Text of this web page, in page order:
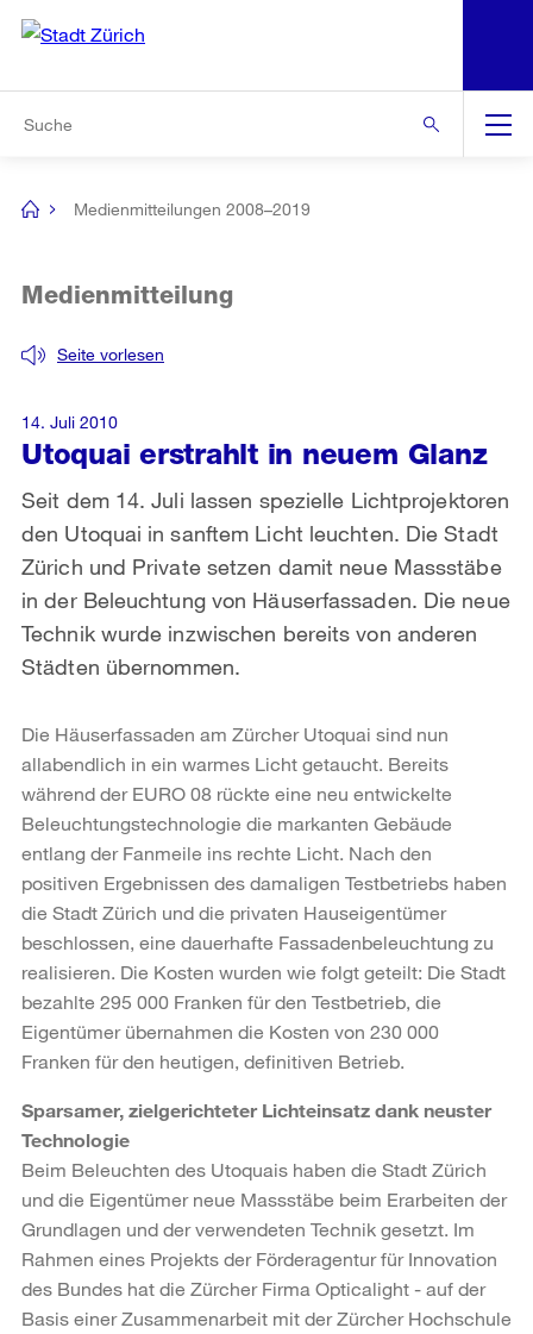
Navigation
[no
Medienmitteilungen 2008–2019
Utoquai erstrahlt in neuem Glanz
Seite vorlesen
Medienmitteilung
Seit dem 14. Juli lassen spezielle Lichtprojektoren
den Utoquai in sanftem Licht leuchten. Die Stadt
Zürich und Private setzen damit neue Massstäbe
in der Beleuchtung von Häuserfassaden. Die neue
Technik wurde inzwischen bereits von anderen
Städten übernommen.
14. Juli 2010
Die Häuserfassaden am Zürcher Utoquai sind nun
allabendlich in ein warmes Licht getaucht. Bereits
während der EURO 08 rückte eine neu entwickelte
Beleuchtungstechnologie die markanten Gebäude
entlang der Fanmeile ins rechte Licht. Nach den
positiven Ergebnissen des damaligen Testbetriebs haben
die Stadt Zürich und die privaten Hauseigentümer
beschlossen, eine dauerhafte Fassadenbeleuchtung zu
realisieren. Die Kosten wurden wie folgt geteilt: Die Stadt
bezahlte 295 000 Franken für den Testbetrieb, die
Eigentümer übernahmen die Kosten von 230 000
Franken für den heutigen, definitiven Betrieb.
Sparsamer, zielgerichteter Lichteinsatz dank neuster
Technologie
Beim Beleuchten des Utoquais haben die Stadt Zürich
und die Eigentümer neue Massstäbe beim Erarbeiten der
Grundlagen und der verwendeten Technik gesetzt. Im
Rahmen eines Projekts der Förderagentur für Innovation
des Bundes hat die Zürcher Firma Opticalight - auf der
Basis einer Zusammenarbeit mit der Zürcher Hochschule